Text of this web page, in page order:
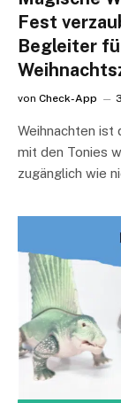
Fest
Begleiter
von Check-App
Weihnachten ist
mit den Tonies
zugänglich wie